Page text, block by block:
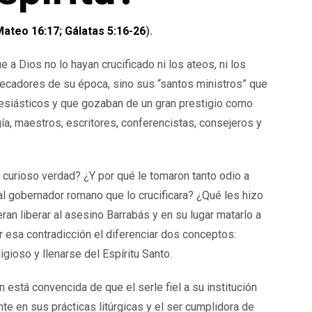
16:17; Gálatas 5:16-26).
a Dios no lo hayan crucificado ni los ateos, ni los
de su época, sino sus “santos ministros” que
y que gozaban de un gran prestigio como
maestros, escritores, conferencistas, consejeros y
curioso verdad? ¿Y por qué le tomaron tanto odio a
gobernador romano que lo crucificara? ¿Qué les hizo
liberar al asesino Barrabás y en su lugar matarlo a
esa contradicción el diferenciar dos conceptos:
y llenarse del Espíritu Santo.
está convencida de que el serle fiel a su institución
en sus prácticas litúrgicas y el ser cumplidora de